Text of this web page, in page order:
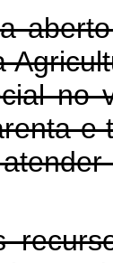
no
e